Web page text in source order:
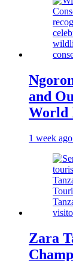
and
World
1 week ago
Zara